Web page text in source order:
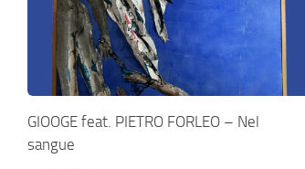
GIOOGE feat. PIETRO FORLEO – Nel
sangue